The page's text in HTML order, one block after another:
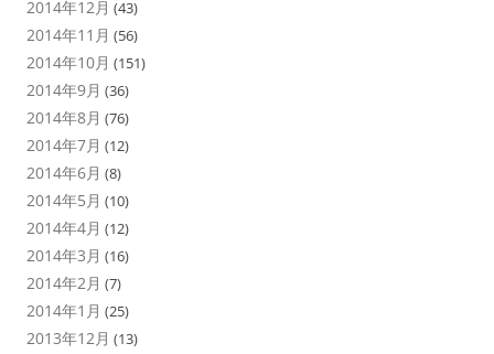
2014年12月 (43)
2014年11月 (56)
2014年10月 (151)
2014年9月 (36)
2014年8月 (76)
2014年7月 (12)
2014年6月 (8)
2014年5月 (10)
2014年4月 (12)
2014年3月 (16)
2014年2月 (7)
2014年1月 (25)
2013年12月 (13)